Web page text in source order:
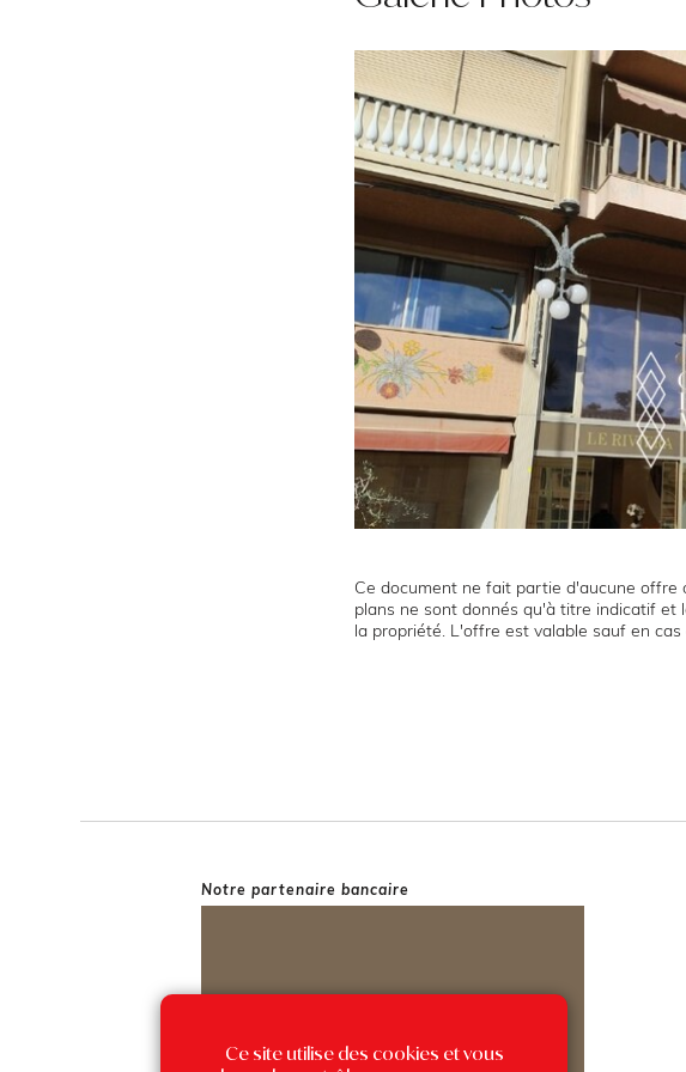
Ce document ne fait partie d'aucune offre
plans ne sont donnés qu'à titre indicatif
la propriété. L'offre est valable sauf en
Notre partenaire bancaire
Ce site utilise des cookies et vous